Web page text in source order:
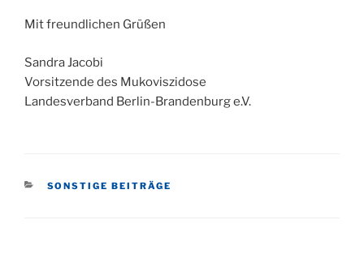
Mit freundlichen Grüßen
Sandra Jacobi
Vorsitzende des Mukoviszidose
Landesverband Berlin-Brandenburg e.V.
KATEGORIEN
SONSTIGE BEITRÄGE